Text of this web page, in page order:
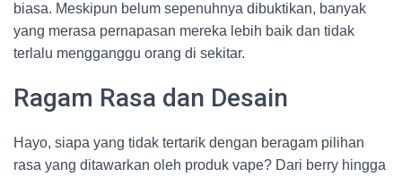
biasa. Meskipun belum sepenuhnya dibuktikan, banyak
yang merasa pernapasan mereka lebih baik dan tidak
terlalu mengganggu orang di sekitar.
Ragam Rasa dan Desain
Hayo, siapa yang tidak tertarik dengan beragam pilihan
rasa yang ditawarkan oleh produk vape? Dari berry hingga